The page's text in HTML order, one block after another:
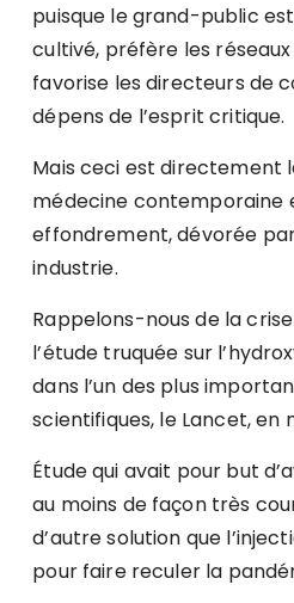
puisque le grand-public
cultivé, préfère les
favorise les directeurs de
dépens de l’esprit critique.
Mais ceci est directement
médecine contemporaine
effondrement, dévorée
industrie.
Rappelons-nous de la
l’étude truquée sur
dans l’un des plus
scientifiques, le Lancet, en
Étude qui avait pour but
au moins de façon très
d’autre solution que
pour faire reculer la